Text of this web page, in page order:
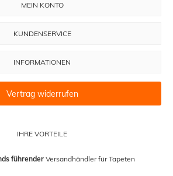
IHRE VORTEILE
führender Versandhändler für Tapeten
MEIN KONTO
KUNDENSERVICE
INFORMATIONEN
Vertrag widerrufen